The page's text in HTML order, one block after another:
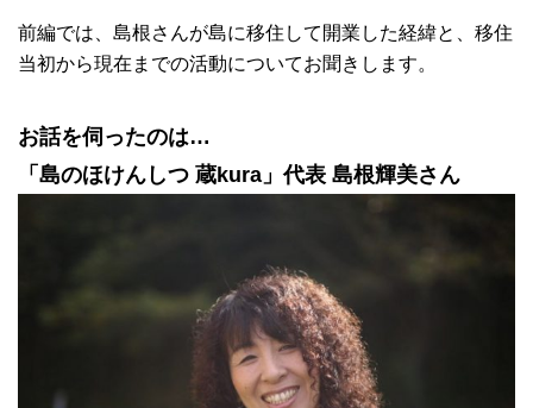
前編では、島根さんが島に移住して開業した経緯と、移住
当初から現在までの活動についてお聞きします。
お話を伺ったのは…
「島のほけんしつ 蔵kura」代表 島根輝美さん